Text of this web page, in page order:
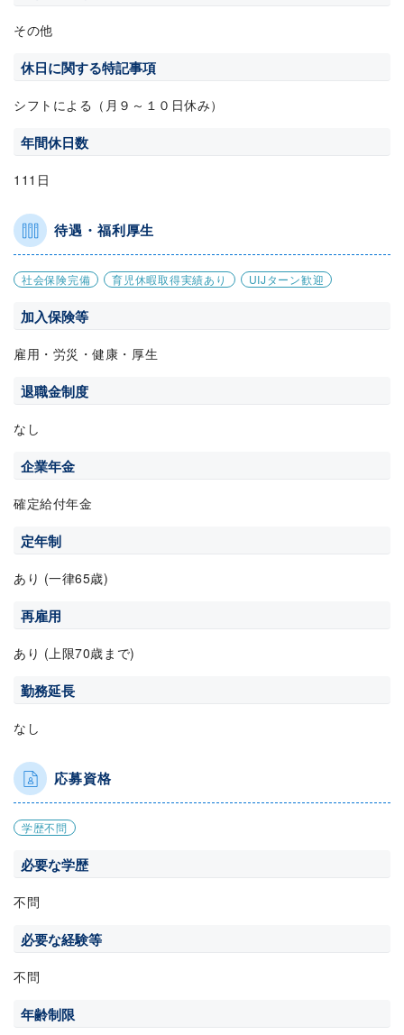
その他
休日に関する特記事項
シフトによる（月９～１０日休み）
年間休日数
111日
待遇・福利厚生
社会保険完備 育児休暇取得実績あり UIJターン歓迎
加入保険等
雇用・労災・健康・厚生
退職金制度
なし
企業年金
確定給付年金
定年制
あり (一律65歳)
再雇用
あり (上限70歳まで)
勤務延長
なし
応募資格
学歴不問
必要な学歴
不問
必要な経験等
不問
年齢制限